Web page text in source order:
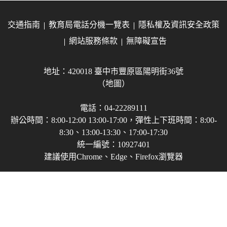
交通指南 教育局電話分機一覽表
隱私權及資訊安全政策
網站服務條款
無障礙宣告
地址：420018 臺中市豐原區陽明街36號
（地圖）
電話：04-22289111
辦公時間：8:00-12:00 13:00-17:00，彈性上下班時間：8:00-
8:30、13:00-13:30、17:00-17:30
統一編號：10927401
建議使用Chrome、Edge、Firefox瀏覽器